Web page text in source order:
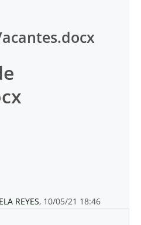
REYES, 10/05/21 18:46